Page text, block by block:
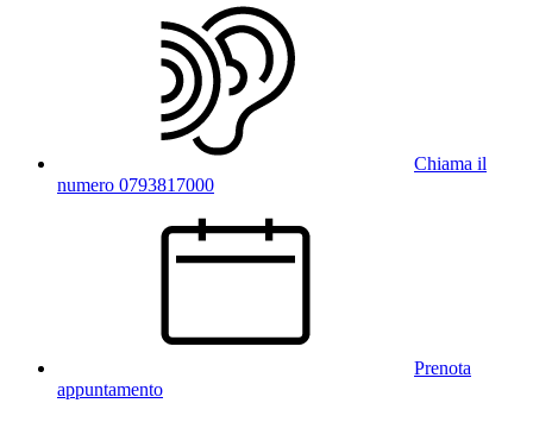
Chiama il
numero 0793817000
Prenota
appuntamento